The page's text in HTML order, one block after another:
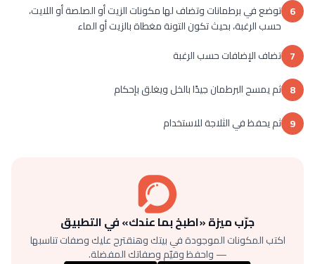
6 توضع في برطمانات وتضاف لها مكونات الزيت أو الصلصة أو اللايت،
حسب الرغبة، بحيث تكون التونة مغطاة بالزيت أو الماء
7 تضاف الإضافات حسب الرغبة
8 ثم يمسح البرطمان جيدًا بالخل ويغلق بإحكام
9 ثم يحفظ في الثلاجة للاستخدام
جرّب ميزة «اطبخ بما عندك» في التطبيق
اكتب المكونات الموجودة في بيتك وهنقترح عليك وصفات تناسبها
— واحفظ وقيّم وصفاتك المفضلة.